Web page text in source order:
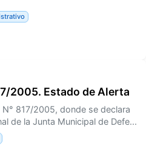
2005. Estado de Alerta
817/2005, donde se declara
de la Junta Municipal de Defe...